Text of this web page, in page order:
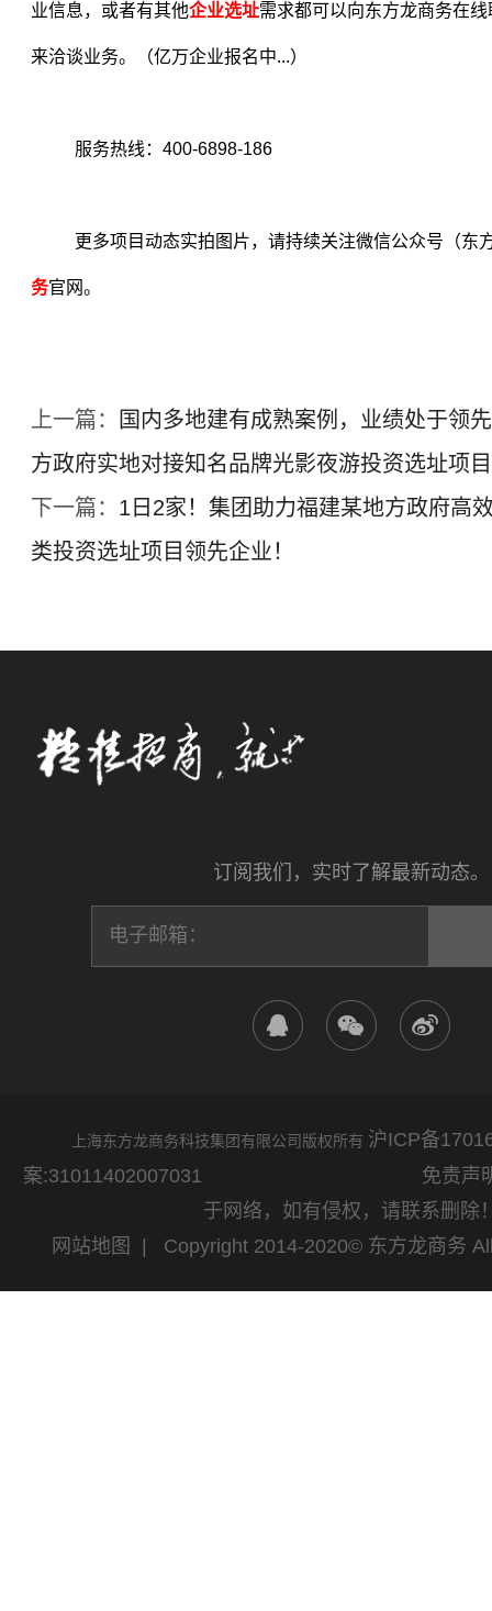
业信息，或者有其他企业选址需求都可以向东方龙商务在
来洽谈业务。（亿万企业报名中...）
服务热线： 400-6898-186
更多项目动态实拍图片，请持续关注微信公众号（东
务官网。
上一篇：
国内多地建有成熟案例，业绩处于领
方政府实地对接知名品牌光影夜游投资选址项目
下一篇： 1日2家！集团助力福建某地方政府高
类投资选址项目领先企业！
订阅我们，实时了解最新动态。
上海东方龙商务科技集团有限公司版权所有 沪ICP备
案:31011402007031 免责声明：网站
于网络，如有侵权，请联系删除
网站地图
| Copyright 2014-2020© 东方龙商务